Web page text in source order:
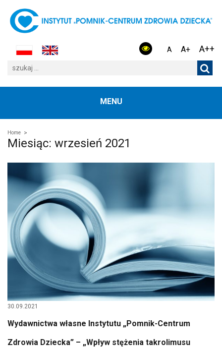
A A+ A++
MENU
Home
Miesiąc: wrzesień 2021
30.09.2021
Wydawnictwa własne Instytutu „Pomnik-Centrum
Zdrowia Dziecka” – „Wpływ stężenia takrolimusu